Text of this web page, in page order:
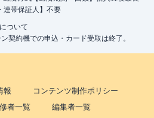
連帯保証人】不要
ついて
契約機での申込・カード受取は終了。
報
コンテンツ制作ポリシー
者一覧
編集者一覧